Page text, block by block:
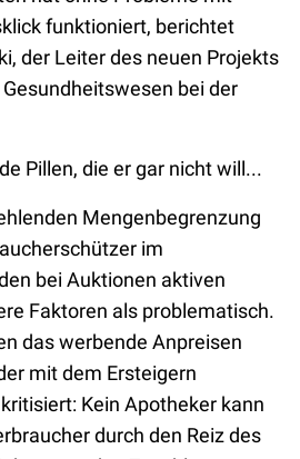
funktioniert, berichtet
der Leiter des neuen Projekts
bei der
Pillen, die er gar nicht will...
Mengenbegrenzung
im
bei Auktionen aktiven
Faktoren als problematisch.
das werbende Anpreisen
mit dem Ersteigern
Kein Apotheker kann
durch den Reiz des